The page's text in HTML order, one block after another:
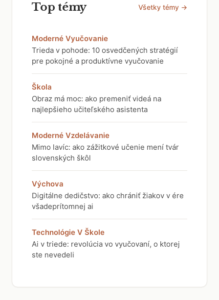
Top témy Všetky témy →
Moderné Vyučovanie
Trieda v pohode: 10 osvedčených stratégií
pre pokojné a produktívne vyučovanie
Škola
Obraz má moc: ako premeniť videá na
najlepšieho učiteľského asistenta
Moderné Vzdelávanie
Mimo lavíc: ako zážitkové učenie mení tvár
slovenských škôl
Výchova
Digitálne dedičstvo: ako chrániť žiakov v ére
všadeprítomnej ai
Technológie V Škole
Ai v triede: revolúcia vo vyučovaní, o ktorej
ste nevedeli